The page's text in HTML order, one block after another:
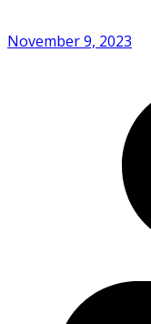
November 9, 2023